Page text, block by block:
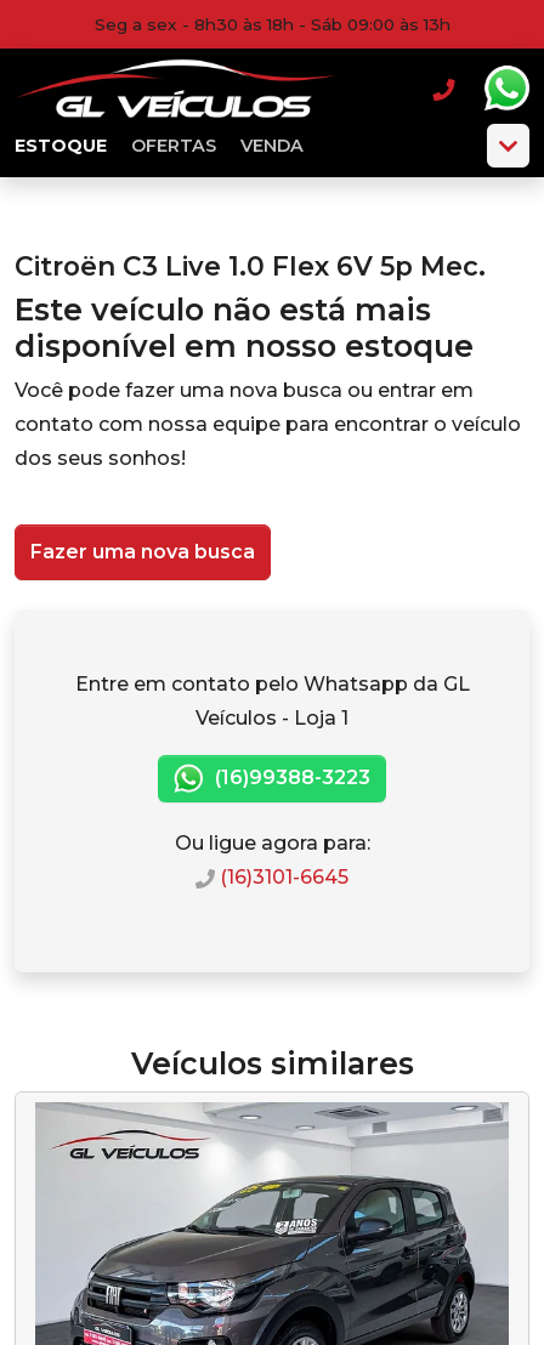
Seg a sex - 8h30 às 18h - Sáb 09:00 às 13h
ESTOQUE OFERTAS VENDA
Citroën C3 Live 1.0 Flex 6V 5p Mec.
Este veículo não está mais
disponível em nosso estoque
Você pode fazer uma nova busca ou entrar em
contato com nossa equipe para encontrar o veículo
dos seus sonhos!
Fazer uma nova busca
Entre em contato pelo Whatsapp da GL
Veículos - Loja 1
(16)99388-3223
Ou ligue agora para:
(16)3101-6645
Veículos similares